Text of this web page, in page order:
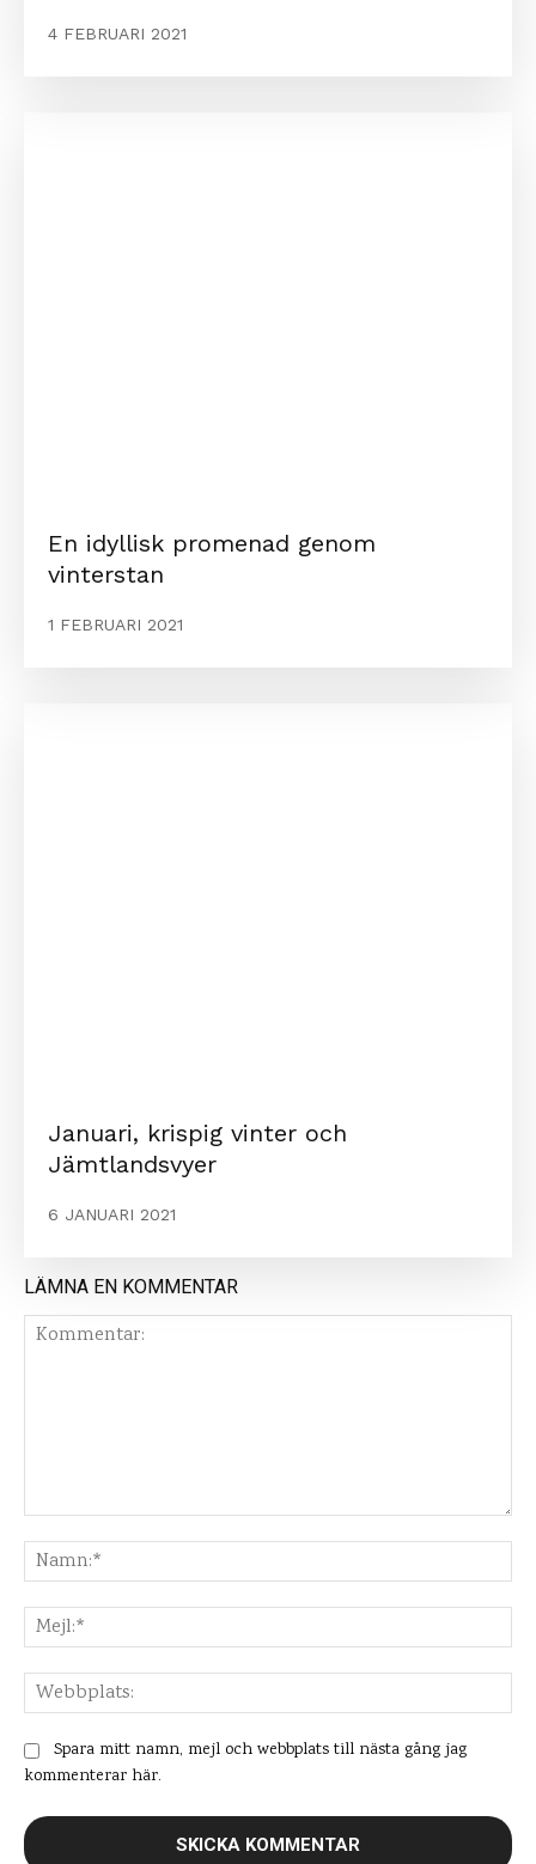
4 FEBRUARI 2021
En idyllisk promenad genom
vinterstan
1 FEBRUARI 2021
Januari, krispig vinter och
Jämtlandsvyer
6 JANUARI 2021
LÄMNA EN KOMMENTAR
Spara mitt namn, mejl och webbplats till nästa gång jag
kommenterar här.